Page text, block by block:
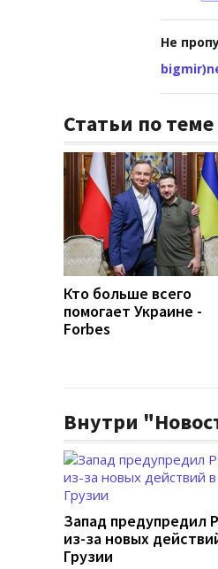
Не
Статьи по теме
Кто больше всего
помогает Украине -
Forbes
Внутри
Запад предупредил
из-за новых
Грузии